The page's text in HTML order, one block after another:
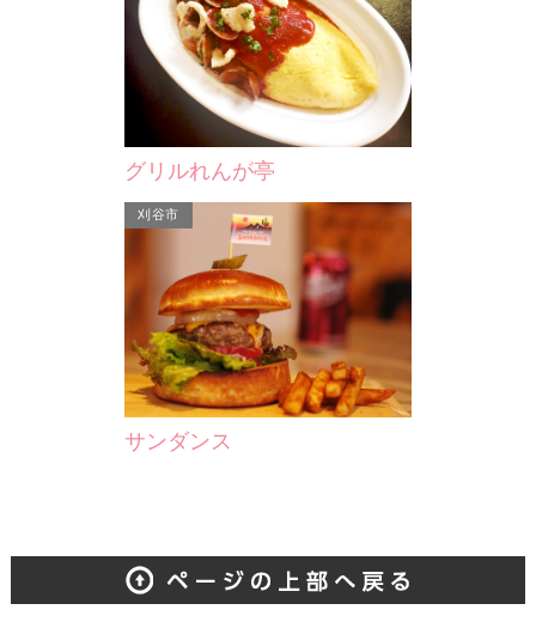
グリルれんが亭
刈谷市
サンダンス